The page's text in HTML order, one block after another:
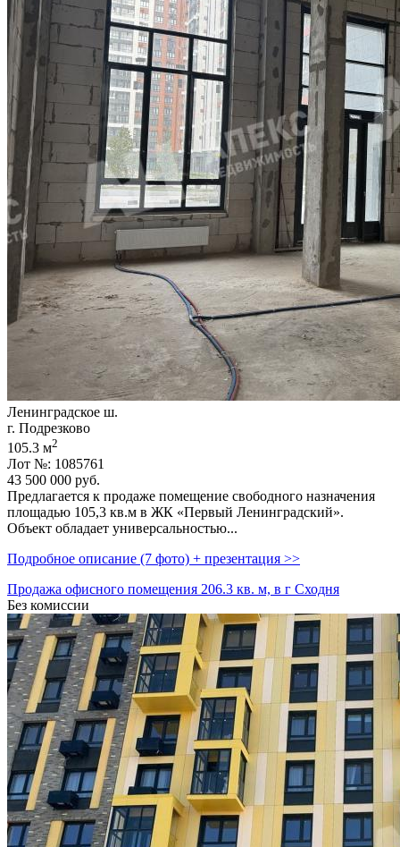
Ленинградское ш.
г. Подрезково
105.3 м2
Лот №: 1085761
43 500 000 руб.
Предлагается к продаже помещение свободного назначения
площадью 105,­3 кв.м в ЖК «Первый Ленинградский».
Объект обладает универсальностью...
Подробное описание (7 фото) + презентация >>
Продажа офисного помещения 206.3 кв. м, в г Сходня
Без комиссии